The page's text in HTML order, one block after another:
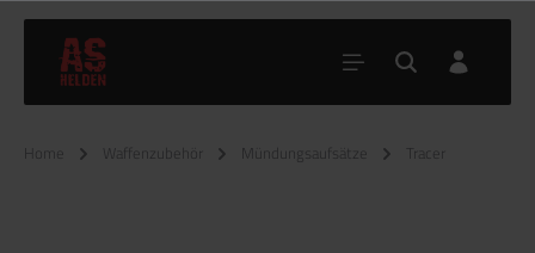
Home Waffenzubehör Mündungsaufsätze Tracer